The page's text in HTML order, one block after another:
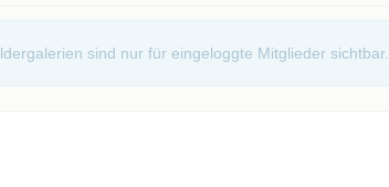
sind nur für eingeloggte Mitglieder sichtbar.